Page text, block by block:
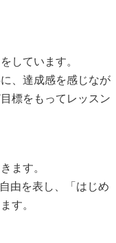
しています。
、達成感を感じなが
標をもってレッスン
ます。
由を表し、「はじめ
す。